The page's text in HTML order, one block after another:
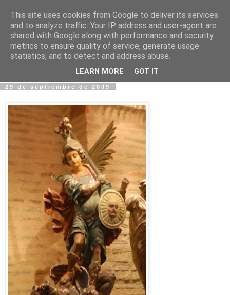
Fotos y Cosas
Miguel Sáenz de Santa María Elizalde
"Un blog es como un diario, pero sin candado".
29 de septiembre de 2009
This site uses cookies from Google to deliver its services
and to analyze traffic. Your IP address and user-agent are
shared with Google along with performance and security
metrics to ensure quality of service, generate usage
statistics, and to detect and address abuse.
LEARN MORE GOT IT